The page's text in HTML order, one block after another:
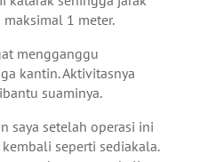
1 meter.
mengganggu
kantin. Aktivitasnya
suaminya.
saya setelah operasi ini
seperti sediakala.